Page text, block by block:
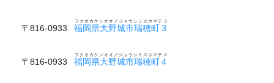
〒816-0933 福岡県大野城市瑞穂町３
フクオカケンオオノジョウシミズホマチ３
〒816-0933 福岡県大野城市瑞穂町４
フクオカケンオオノジョウシミズホマチ４